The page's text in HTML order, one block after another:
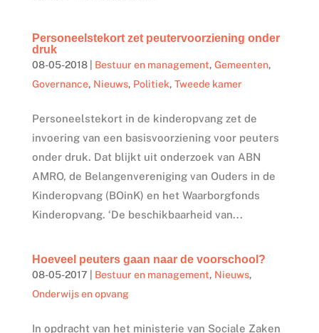
Personeelstekort zet peutervoorziening onder
druk
08-05-2018| Bestuur en management, Gemeenten,
Governance, Nieuws, Politiek, Tweede kamer
Personeelstekort in de kinderopvang zet de
invoering van een basisvoorziening voor peuters
onder druk. Dat blijkt uit onderzoek van ABN
AMRO, de Belangenvereniging van Ouders in de
Kinderopvang (BOinK) en het Waarborgfonds
Kinderopvang. ‘De beschikbaarheid van...
Hoeveel peuters gaan naar de voorschool?
08-05-2017 Bestuur en management, Nieuws,
Onderwijs en opvang
In opdracht van het ministerie van Sociale Zaken